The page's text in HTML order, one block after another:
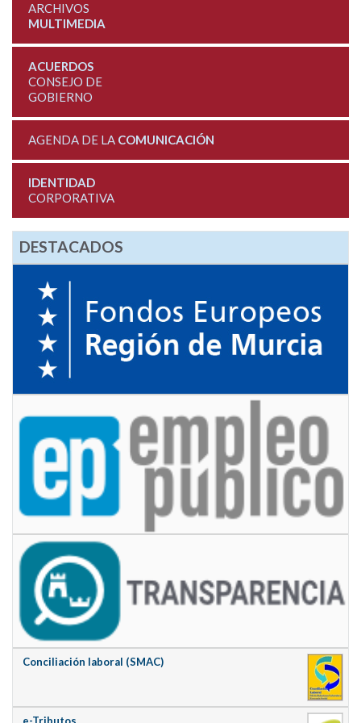
ARCHIVOS
MULTIMEDIA
ACUERDOS
CONSEJO DE
GOBIERNO
AGENDA DE LA COMUNICACIÓN
IDENTIDAD
CORPORATIVA
DESTACADOS
Conciliación laboral (SMAC)